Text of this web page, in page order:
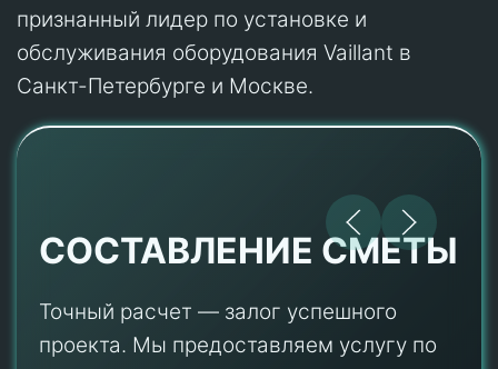
признанный лидер по установке и
обслуживания оборудования Vaillant в
Санкт-Петербурге и Москве.
СОСТАВЛЕНИЕ СМЕТЫ
Точный расчет — залог успешного
проекта. Мы предоставляем услугу по